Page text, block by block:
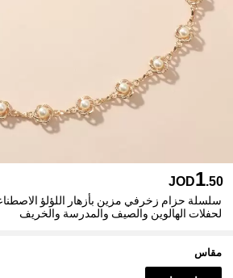
JOD1.50
سلسلة حزام زخرفي مزين بأزهار اللؤلؤ
لحفلات الهالوين والصيف والمدرسة والخريف
مقاس